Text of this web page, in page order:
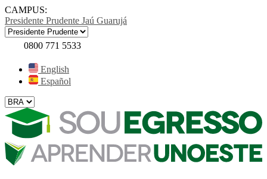
CAMPUS:
Presidente Prudente Jaú Guarujá
0800 771 5533
English
Español